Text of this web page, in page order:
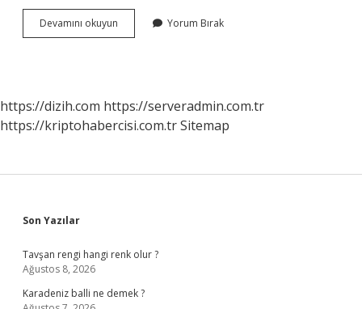
Devamını okuyun
Öğrenci
Yorum Bırak
https://dizih.com https://serveradmin.com.tr
https://kriptohabercisi.com.trSitemap
Sidebar
Son Yazılar
Tavşan rengi hangi renk olur ?
Ağustos 8, 2026
Karadeniz balli ne demek ?